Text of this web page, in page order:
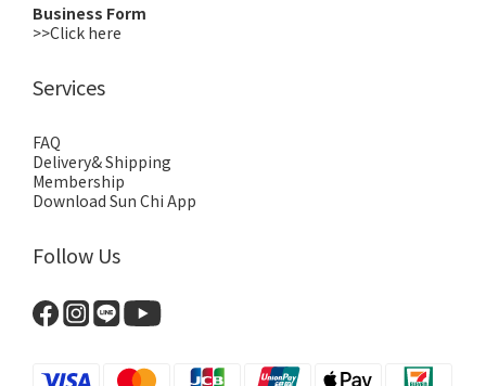
Business Form
>>Click here
Services
FAQ
Delivery& Shipping
Membership
Download Sun Chi App
Follow Us